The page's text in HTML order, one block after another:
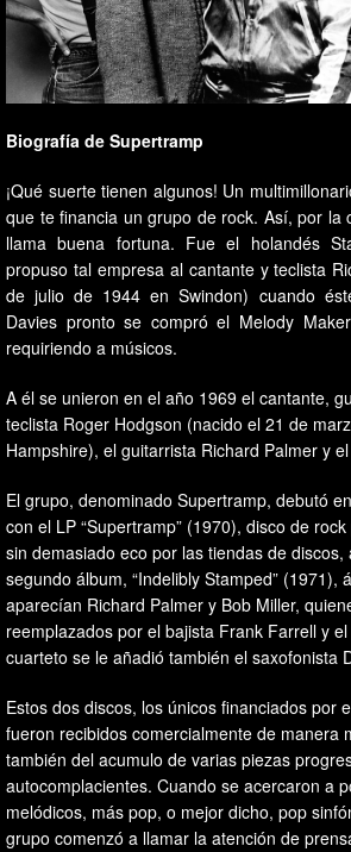
Biografía de Supertramp
¡Qué suerte tienen algunos! Un
que te financia un grupo de rock. Así, por la
llama buena fortuna. Fue el holandés
propuso tal empresa al cantante y teclista
de julio de 1944 en Swindon) cuando
Davies pronto se compró el Melody
requiriendo a músicos.
A él se unieron en el año 1969 el cantante,
teclista Roger Hodgson (nacido el 21 de
Hampshire), el guitarrista Richard Palmer y
El grupo, denominado Supertramp, debutó
con el LP “Supertramp” (1970), disco de
sin demasiado eco por las tiendas de discos,
segundo álbum, “Indelibly Stamped” (1971),
aparecían Richard Palmer y Bob Miller,
reemplazados por el bajista Frank Farrell y
cuarteto se le añadió también el saxofonista
Estos dos discos, los únicos financiados por
fueron recibidos comercialmente de manera
también del acumulo de varias piezas
autocomplacientes. Cuando se acercaron a
melódicos, más pop, o mejor dicho, pop
grupo comenzó a llamar la atención de